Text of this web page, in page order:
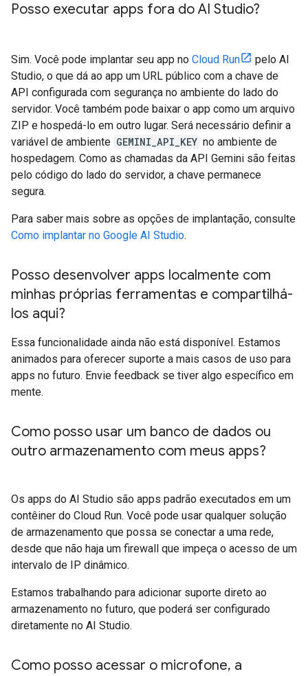
Posso executar apps fora do AI Studio?
Sim. Você pode implantar seu app no Cloud Run
pelo AI
Studio, o que dá ao app um URL público com a chave de
API configurada com segurança no ambiente do lado do
servidor. Você também pode baixar o app como um arquivo
ZIP e hospedá-lo em outro lugar. Será necessário definir a
variável de ambiente GEMINI_API_KEY no ambiente de
hospedagem. Como as chamadas da API Gemini são feitas
pelo código do lado do servidor, a chave permanece
segura.
Para saber mais sobre as opções de implantação, consulte
Como implantar no Google AI Studio.
Posso desenvolver apps localmente com
minhas próprias ferramentas e compartilhá-
los aqui?
Essa funcionalidade ainda não está disponível. Estamos
animados para oferecer suporte a mais casos de uso para
apps no futuro. Envie feedback se tiver algo específico em
mente.
Como posso usar um banco de dados ou
outro armazenamento com meus apps?
Os apps do AI Studio são apps padrão executados em um
contêiner do Cloud Run. Você pode usar qualquer solução
de armazenamento que possa se conectar a uma rede,
desde que não haja um firewall que impeça o acesso de um
intervalo de IP dinâmico.
Estamos trabalhando para adicionar suporte direto ao
armazenamento no futuro, que poderá ser configurado
diretamente no AI Studio.
Como posso acessar o microfone, a